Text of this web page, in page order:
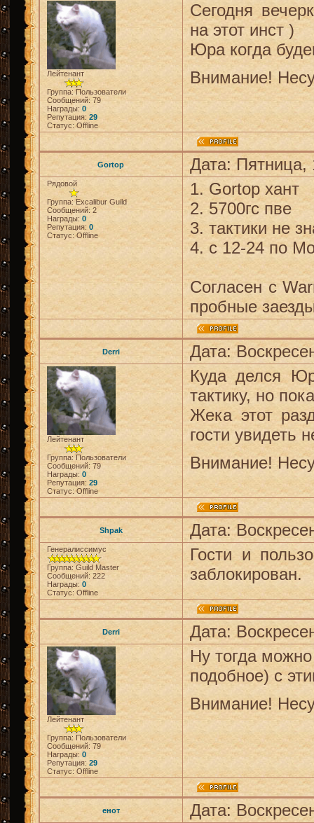
Лейтенант
Группа: Пользователи
Сообщений: 79
Награды: 0
Репутация: 29
Статус:Offline
Сегодня
на этот инст )
Юра когда
Внимание!
Gortop Дата:
Рядовой
Группа: Excalibur Guild
Сообщений: 2
Награды: 0
Репутация: 0
Статус: Offline
1. Gortop хант
2. 5700гс пве
3. тактики не
4. с 12-24 по
Согласен с
пробные
Derri Дата:
Лейтенант
Группа: Пользователи
Сообщений: 79
Награды: 0
Репутация: 29
Статус:Offline
Куда делся
тактику, но
Жека этот
гости увидеть
Внимание!
Shpak Дата:
Генералиссимус
Группа: Guild Master
Сообщений: 222
Награды: 0
Статус: Offline
Гости и
заблокирован.
Derri Дата:
Лейтенант
Группа: Пользователи
Сообщений: 79
Награды: 0
Репутация: 29
Статус: Offline
Ну тогда
подобное) с
Внимание!
енот Дата: